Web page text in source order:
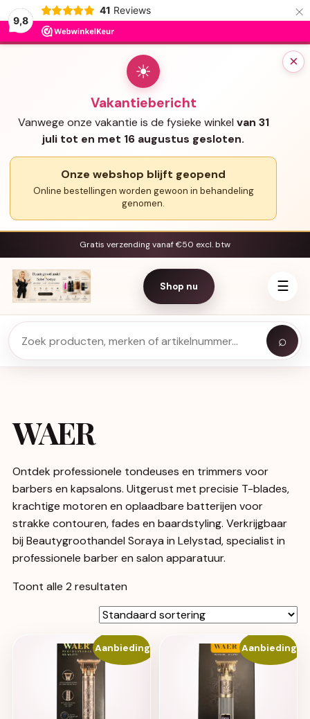
9,8
41 Reviews ×
×
☀
Vakantiebericht
Vanwege onze vakantie is de fysieke winkel van 31
juli tot en met 16 augustus gesloten.
Onze webshop blijft geopend
Online bestellingen worden gewoon in behandeling
genomen.
Gratis verzending vanaf €50 excl. btw
Shop nu ☰
⌕
WAER
Ontdek professionele tondeuses en trimmers voor
barbers en kapsalons. Uitgerust met precisie T-blades,
krachtige motoren en oplaadbare batterijen voor
strakke contouren, fades en baardstyling. Verkrijgbaar
bij Beautygroothandel Soraya in Lelystad, specialist in
professionele barber en salon apparatuur.
Toont alle 2 resultaten
Aanbieding! Aanbieding!